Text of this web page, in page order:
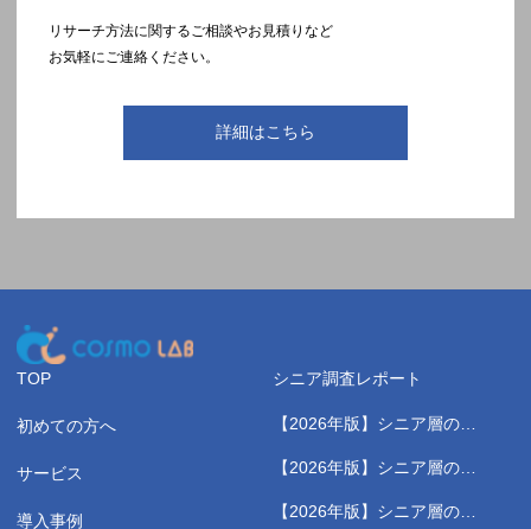
リサーチ方法に関するご相談やお見積りなど
お気軽にご連絡ください。
詳細はこちら
TOP
初めての方へ
サービス
導入事例
シニア調査レポート
【2026年版】シニア層の健
ート
【2026年版】シニア層のス
レポート
【2026年版】シニア層の健